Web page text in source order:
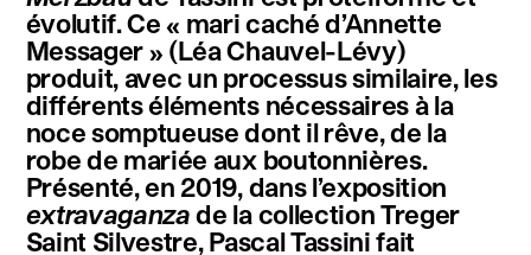
évolutif. Ce « mari caché d’Annette
Messager » (Léa Chauvel-Lévy)
produit, avec un processus similaire, les
différents éléments nécessaires à la
noce somptueuse dont il rêve, de la
robe de mariée aux boutonnières.
Présenté, en 2019, dans l’exposition
extravaganzade la collection Treger
Saint Silvestre, Pascal Tassini fait